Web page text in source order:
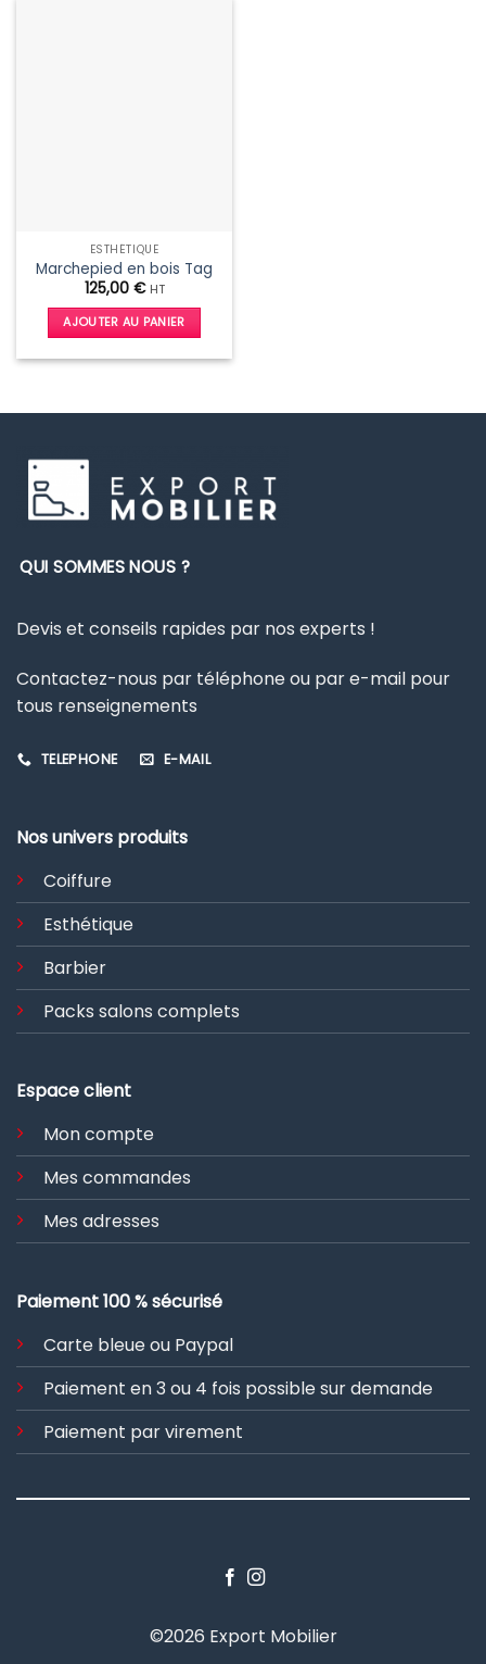
ESTHÉTIQUE
Marchepied en bois Tag
125,00 € HT
AJOUTER AU PANIER
QUI SOMMES NOUS ?
Devis et conseils rapides par nos experts !
Contactez-nous par téléphone ou par e-mail pour
tous renseignements
TELEPHONE E-MAIL
Nos univers produits
Coiffure
Esthétique
Barbier
Packs salons complets
Espace client
Mon compte
Mes commandes
Mes adresses
Paiement 100 % sécurisé
Carte bleue ou Paypal
Paiement en 3 ou 4 fois possible sur demande
Paiement par virement
©2026 Export Mobilier